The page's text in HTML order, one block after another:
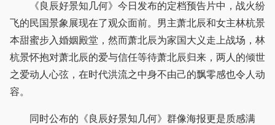
《良辰好景知几何》今日发布的定档预告片中，战火纷
飞的民国景象展现在了观众面前。男主萧北辰和女主林杭景
本甜蜜步入婚姻殿堂，然而萧北辰为家国大义走上战场，林
杭景怀抱对萧北辰的爱与信任等待萧北辰归来，两人的倾世
之爱动人心弦，在时代洪流之中身不由己的飘零感也令人动
容。
同时公布的《良辰好景知几何》群像海报更是质感满